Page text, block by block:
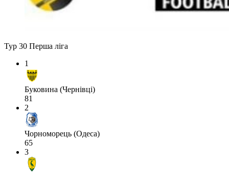
Тур 30 Перша ліга
1
Буковина (Чернівці)
81
2
Чорноморець (Одеса)
65
3